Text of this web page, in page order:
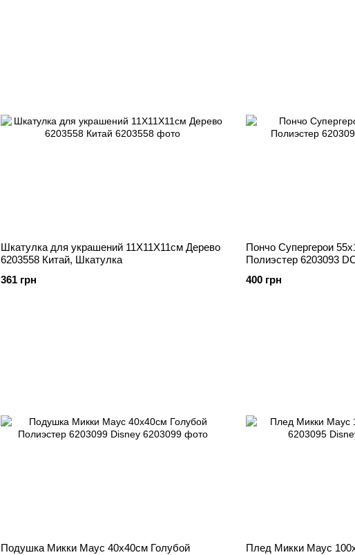
Шкатулка для украшений 11Х11Х11см Дерево
6203558 Китай, Шкатулка
361 грн
Пончо Супергерои
Полиэстер 6203093
400 грн
Подушка Микки Маус 40х40см Голубой
Плед Микки Маус